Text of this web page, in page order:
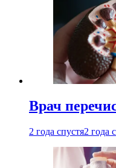
Врач
2 года спустя2 года